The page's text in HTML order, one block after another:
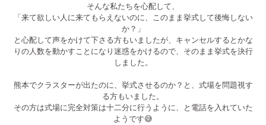
そんな私たちを心配して、
「来て欲しい人に来てもらえないのに、このまま挙式して後悔しない
か？」
と心配して声をかけて下さる方もいましたが、キャンセルするとかな
りの人数を動かすことになり迷惑をかけるので、そのまま挙式を決行
しました。
熊本でクラスターが出たのに、挙式させるのか？と、式場を問題視す
る方もいました。
その方は式場に完全対策は十二分に行うように、と電話を入れていた
ようです😅